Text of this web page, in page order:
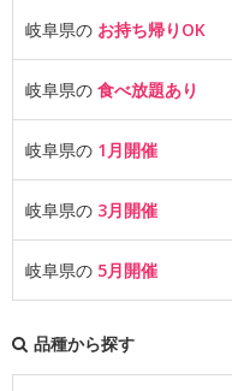
岐阜県の お持ち帰りOK
岐阜県の 食べ放題あり
岐阜県の 1月開催
岐阜県の 3月開催
岐阜県の 5月開催
品種から探す